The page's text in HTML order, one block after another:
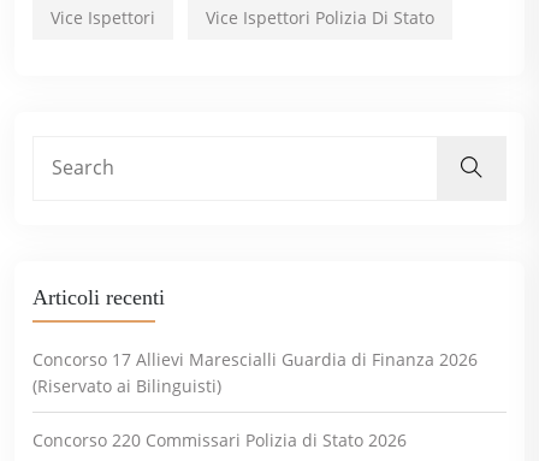
Vice Ispettori Vice Ispettori Polizia Di Stato
Articoli recenti
Concorso 17 Allievi Marescialli Guardia di Finanza 2026
(Riservato ai Bilinguisti)
Concorso 220 Commissari Polizia di Stato 2026